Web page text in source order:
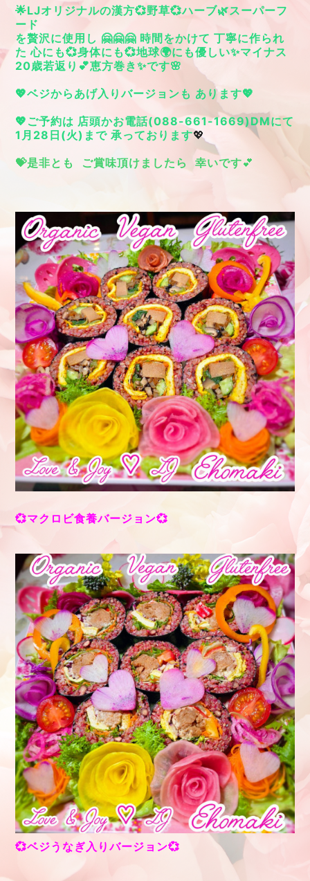
🌟LJオリジナルの漢方💞野草💞ハーブ🌿スーパーフ
ード
を贅沢に使用し 🤗🤗🤗 時間をかけて 丁寧に作られ
た 心にも💞身体にも💞地球🌍にも優しい✨マイナス
20歳若返り💕恵方巻き✨です🌸
💖ベジからあげ入りバージョンも あります💖
💖ご予約は 店頭かお電話(088-661-1669)DMにて
1月28日(火)まで 承っております💖
💝是非とも ご賞味頂けましたら 幸いです💕
💞マクロビ食養バージョン💞
💞ベジうなぎ入りバージョン💞